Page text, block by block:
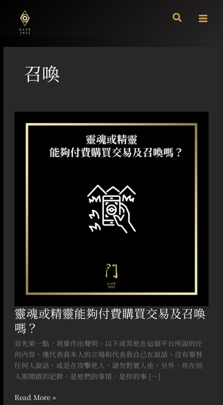
內
召喚
靈魂或精靈能夠付費購買交易及召喚
嗎？
首先第一點，我要作出聲明。以下或其他在這個平台所說的任
何內容，僅代表我本人的立場和代表我自己在說話，沒有要替
任何人說話，或是在攻擊他人，請勿對號入座。另外，你在別
人那開啟的記錄，是他們的事情，是你的事 […]
Read More »